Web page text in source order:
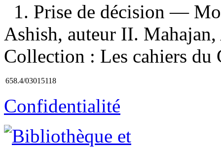
1. Prise de décision —
Ashish, auteur II.
Collection : Les cahiers
658.4/03015118
Confidentialité